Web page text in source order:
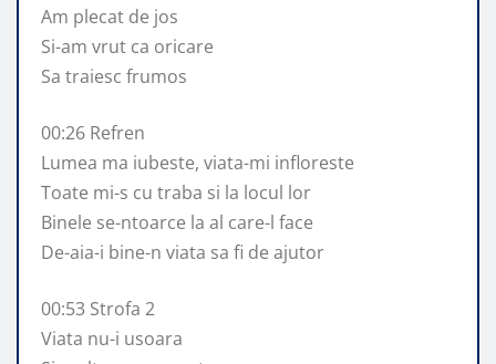
Am plecat de jos
Si-am vrut ca oricare
Sa traiesc frumos
00:26 Refren
Lumea ma iubeste, viata-mi infloreste
Toate mi-s cu traba si la locul lor
Binele se-ntoarce la al care-l face
De-aia-i bine-n viata sa fi de ajutor
00:53 Strofa 2
Viata nu-i usoara